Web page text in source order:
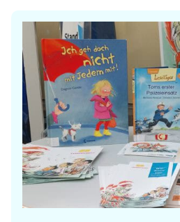
n
i
m
B
i
e
r
g
r
n
e
r
S
t
a
d
t